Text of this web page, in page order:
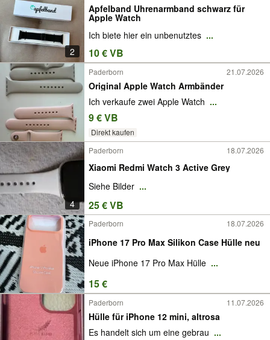
2
Apfelband Uhrenarmband schwarz für
Apple Watch
Ich biete hier ein unbenutztes ...
10 € VB
Paderborn 21.07.2026
Original Apple Watch Armbänder
Ich verkaufe zwei Apple Watch ...
9 € VB
Direkt kaufen
4
Paderborn 18.07.2026
Xiaomi Redmi Watch 3 Active Grey
Siehe Bilder ...
25 € VB
Paderborn 18.07.2026
iPhone 17 Pro Max Silikon Case Hülle neu
Neue iPhone 17 Pro Max Hülle ...
15 €
Paderborn 11.07.2026
Hülle für iPhone 12 mini, altrosa
Es handelt sich um eine gebrau ...